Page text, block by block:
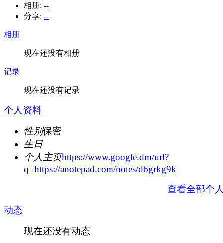
相册: --
分享: --
相册
现在还没有相册
记录
现在还没有记录
个人资料
性别保密
生日
个人主页https://www.google.dm/url?
q=https://anotepad.com/notes/d6grkg9k
查看全部个
动态
现在还没有动态